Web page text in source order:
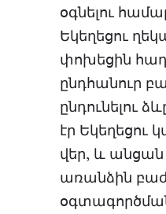
օգնելու
Եկեղեցու
փոխեցին
ընդհանուր
ընդունելու
էր Եկեղեցու
վեր, և անցան
առանձին